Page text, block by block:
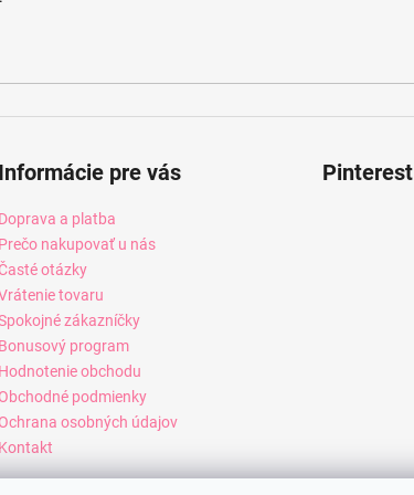
Informácie pre vás
Doprava a platba
Prečo nakupovať u nás
otázky
tovaru
zákazníčky
Bonusový program
Hodnotenie obchodu
Obchodné podmienky
Ochrana osobných údajov
Kontakt
Pinterest